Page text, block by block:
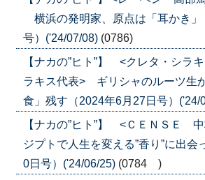
横浜の発明家、原点は「耳かき」
号）('24/07/08) (0786)
【ナカの”ヒト”】 <クレタ・シラ
ラキス代表> ギリシャのルーツ生
食」残す（2024年6月27日号）('24/
【ナカの”ヒト”】 <ＣＥＮＳＥ
ジプトで人生を変える”香り”に出会
0日号）('24/06/25) (0784 )